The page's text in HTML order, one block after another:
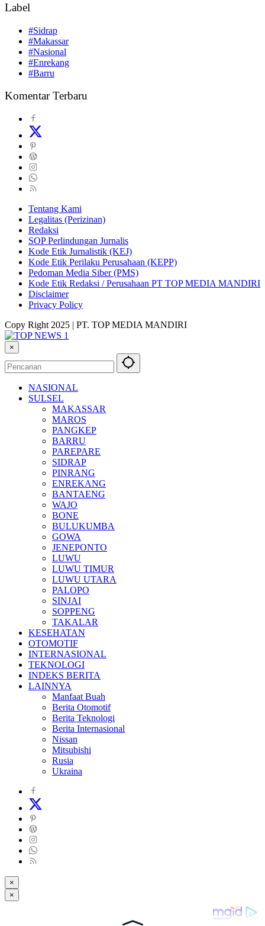
Label
#Sidrap
#Makassar
#Nasional
#Enrekang
#Barru
Komentar Terbaru
Tentang Kami
Legalitas (Perizinan)
Redaksi
SOP Perlindungan Jurnalis
Kode Etik Jurnalistik (KEJ)
Kode Etik Perilaku Perusahaan (KEPP)
Pedoman Media Siber (PMS)
Kode Etik Redaksi / Perusahaan PT TOP MEDIA MANDIRI
Disclaimer
Privacy Policy
Copy Right 2025 | PT. TOP MEDIA MANDIRI
×
NASIONAL
SULSEL
MAKASSAR
MAROS
PANGKEP
BARRU
PAREPARE
SIDRAP
PINRANG
ENREKANG
BANTAENG
WAJO
BONE
BULUKUMBA
GOWA
JENEPONTO
LUWU
LUWU TIMUR
LUWU UTARA
PALOPO
SINJAI
SOPPENG
TAKALAR
KESEHATAN
OTOMOTIF
INTERNASIONAL
TEKNOLOGI
INDEKS BERITA
LAINNYA
Manfaat Buah
Berita Otomotif
Berita Teknologi
Berita Internasional
Nissan
Mitsubishi
Rusia
Ukraina
×
×